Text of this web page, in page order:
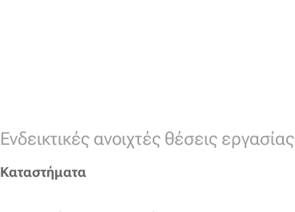
Ενδεικτικές ανοιχτές θέσεις
Καταστήματα